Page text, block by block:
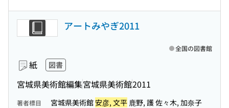
アートみやぎ2011
紙 図書
宮城県美術館編集宮城県美術館2011
全国の図書館
著者標目 宮城県美術館安彦, 文平 鹿野, 護 佐々木, 加奈子